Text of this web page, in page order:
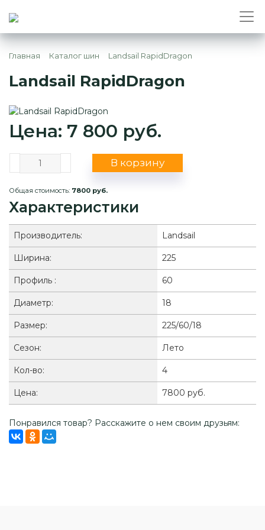
Главная Каталог шин Landsail RapidDragon
Landsail RapidDragon
Цена: 7 800 руб.
В корзину
Общая стоимость: 7800 руб.
Характеристики
Производитель: Landsail
Ширина: 225
Профиль : 60
Диаметр: 18
Размер: 225/60/18
Сезон: Лето
Кол-во: 4
Цена: 7800 руб.
Понравился товар? Расскажите о нем своим друзьям: